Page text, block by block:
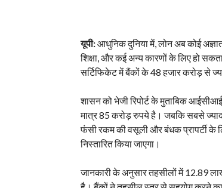
यूपी:आधुनिक दुनिया में, लोन अब कोई
शिक्षा, और कई अन्य कारणों के लिए हो
सर्टिफिकेट में बैंकों के 48 हजार करोड़ से
शासन को भेजी रिपोर्ट के मुताबिक
मात्र 85 करोड़ रुपये है। जबकि सबसे
फंसी रकम की वसूली और बंधक प्रापर्टी के
निस्तारित किया जाएगा।
जानकारी के अनुसार तहसीलों में 12.89